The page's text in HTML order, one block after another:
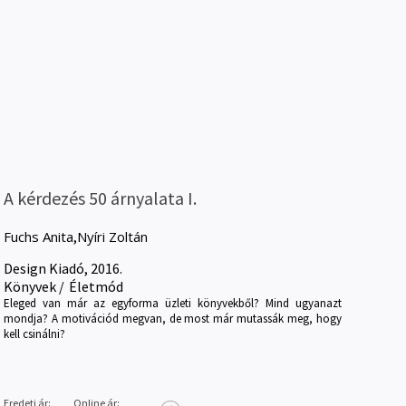
A kérdezés 50 árnyalata I.
Fuchs Anita,Nyíri Zoltán
Design Kiadó, 2016.
Könyvek / Életmód
Eleged van már az egyforma üzleti könyvekből? Mind ugyanazt
mondja? A motivációd megvan, de most már mutassák meg, hogy
kell csinálni?
Eredeti ár: Online ár: